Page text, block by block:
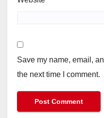
Save my name, email,
the next time I comment.